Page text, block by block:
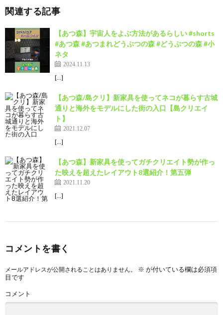
関連する記事
【あつ森】宇宙人をよぶ方法があるらしい #shorts
#あつ森 #あつまれどうぶつの森 #どうぶつの森 #小
ネタ
2024.11.13
[…]
【あつ森/島クリ】新家具を使ってネコが暮らす古城
通りと海外をモデルにした街の入口【島クリエイ
ト】
2021.12.07
[…]
【あつ森】新家具を使ってガチクリエイト勢が作っ
た映えを超えたレイアウト8選紹介！第五弾
2021.11.20
[…]
コメントを書く
メールアドレスが公開されることはありません。 ※ が付いている欄は必須項
目です
コメント